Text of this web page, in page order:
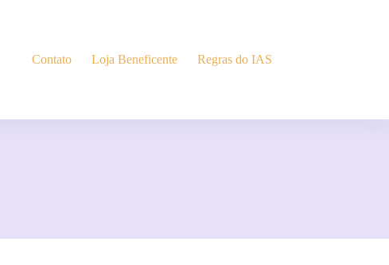
Contato Loja Beneficente Regras do IAS